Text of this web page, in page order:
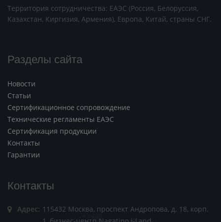
Территория сотрудничества: ЕАЭС (Россия, Белоруссия,
Казахстан, Киргизия, Армения), Европа, Китай, страны СНГ.
Разделы сайта
Новости
Статьи
Сертификационное сопровождение
Технические регламенты ЕАЭС
Сертификация продукции
Контакты
Гарантии
Контакты
Адрес: 115432 Москва, проспект Андропова, д. 18, корп.